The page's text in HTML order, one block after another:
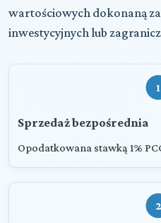
wartościowych dokonaną
inwestycyjnych lub
1
Sprzedaż bezpośrednia
Opodatkowana stawką 1%
2